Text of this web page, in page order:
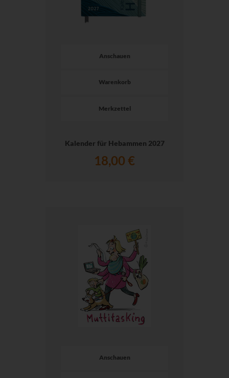
Anschauen
Warenkorb
Merkzettel
Kalender für Hebammen 2027
18,00 €
Anschauen